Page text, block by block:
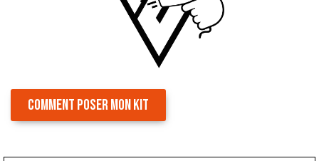
COMMENT POSER MON KIT